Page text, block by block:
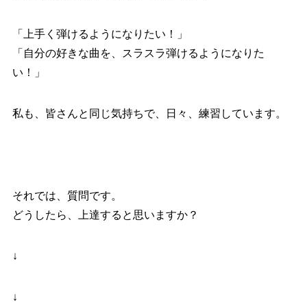
「上手く弾けるようになりたい！」
「自分の好きな曲を、スラスラ弾けるようになりた
い！」
私も、皆さんと同じ気持ちで、日々、練習しています。
それでは、質問です。
どうしたら、上達すると思いますか？
↓
↓